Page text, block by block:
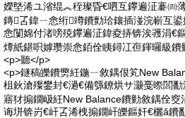
嬫墍浠ユ渻绲︽秷璨昏€呬互鑻遍泟褰㈣
鏄叾鍏ㄧ悆绗竴鐨勯珨鑲插湴浣嶄互
悆闅婂付渚嗙殑鑻遍泟鍏夌挵锛涘彟涓€
燂紙鍖呮嫭瓒崇悆銆佺眱鐞冮亱鍕曪級
<p>聽</p>
<p>鐩稿皪鐨勶紝鍦ㄧ敘鍝佷笂New
柤鈥滄殩鐢封€濄€備綔鐐烘サ灏戞暩閭
寤犲搧鐗岋紝New Balance鐨勭敘鍝佺
诲垪锛岃€屽叾浠栧搧鐗屽皪鏂奸€欐ǎ鐨